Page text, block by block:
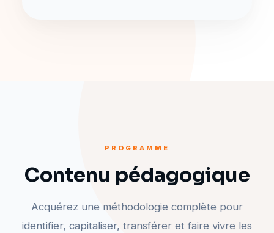
PROGRAMME
Contenu pédagogique
Acquérez une méthodologie complète pour
identifier, capitaliser, transférer et faire vivre les